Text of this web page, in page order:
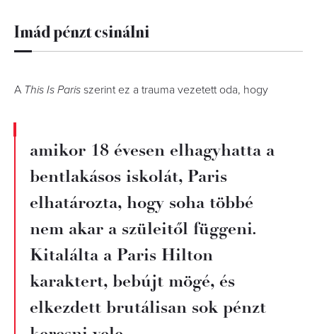
Imád pénzt csinálni
A This Is Paris szerint ez a trauma vezetett oda, hogy
amikor 18 évesen elhagyhatta a
bentlakásos iskolát, Paris
elhatározta, hogy soha többé
nem akar a szüleitől függeni.
Kitalálta a Paris Hilton
karaktert, bebújt mögé, és
elkezdett brutálisan sok pénzt